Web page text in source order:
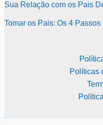
Sua Relação com os Pais
Tomar os Pais: Os 4
Políticas